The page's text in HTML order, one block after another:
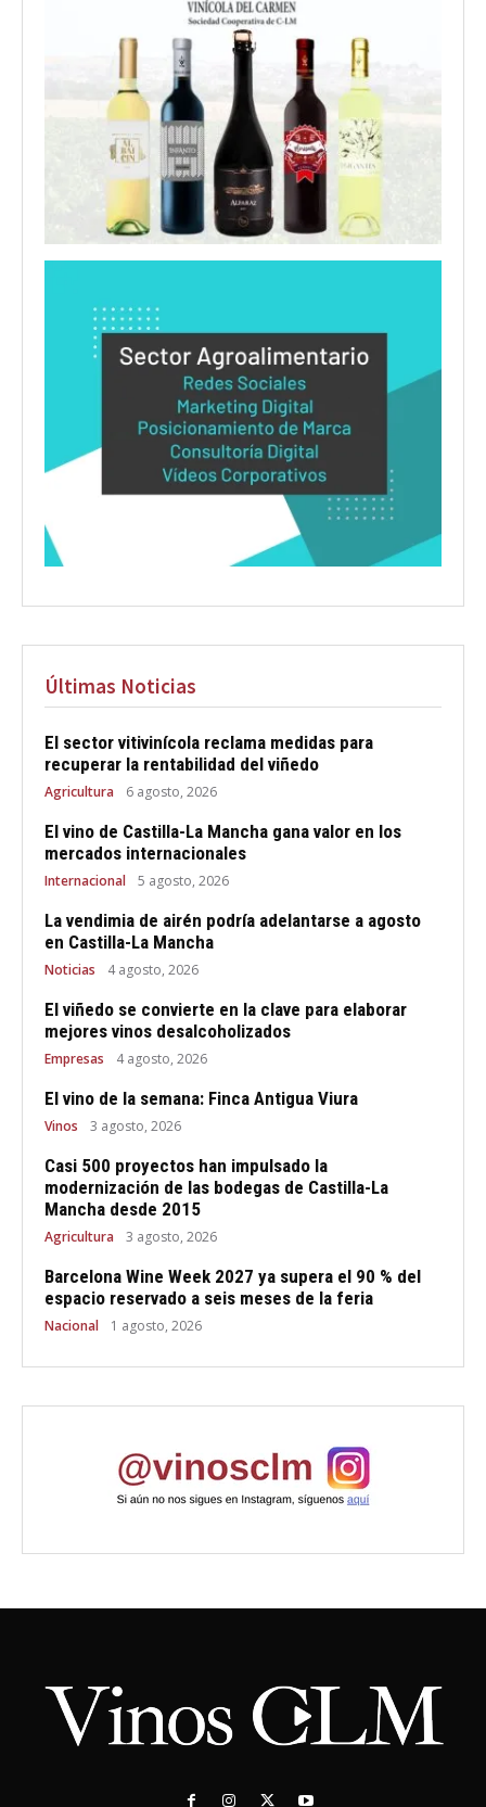
Últimas Noticias
El sector vitivinícola reclama medidas para
recuperar la rentabilidad del viñedo
Agricultura 6 agosto, 2026
El vino de Castilla-La Mancha gana valor en los
mercados internacionales
Internacional 5 agosto, 2026
La vendimia de airén podría adelantarse a agosto
en Castilla-La Mancha
Noticias 4 agosto, 2026
El viñedo se convierte en la clave para elaborar
mejores vinos desalcoholizados
Empresas 4 agosto, 2026
El vino de la semana: Finca Antigua Viura
Vinos 3 agosto, 2026
Casi 500 proyectos han impulsado la
modernización de las bodegas de Castilla-La
Mancha desde 2015
Agricultura 3 agosto, 2026
Barcelona Wine Week 2027 ya supera el 90 % del
espacio reservado a seis meses de la feria
Nacional 1 agosto, 2026